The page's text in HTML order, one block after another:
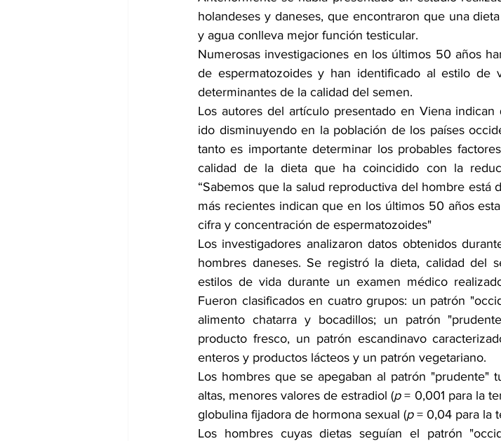
holandeses y daneses, que encontraron que una
y agua conlleva mejor función testicular.
Numerosas investigaciones en los últimos 50 años
de espermatozoides y han identificado al estilo de
determinantes de la calidad del semen.
Los autores del artículo presentado en Viena
ido disminuyendo en la población de los países
tanto es importante determinar los probables
calidad de la dieta que ha coincidido con la
“Sabemos que la salud reproductiva del hombre está
más recientes indican que en los últimos 50 años
cifra y concentración de espermatozoides"
Los investigadores analizaron datos obtenidos
hombres daneses. Se registró la dieta, calidad del
estilos de vida durante un examen médico
Fueron clasificados en cuatro grupos: un patrón
alimento chatarra y bocadillos; un patrón
producto fresco, un patrón escandinavo
enteros y productos lácteos y un patrón vegetariano.
Los hombres que se apegaban al patrón "prudente"
altas, menores valores de estradiol (p = 0,001 para la
globulina fijadora de hormona sexual (p = 0,04 para la
Los hombres cuyas dietas seguían el patrón